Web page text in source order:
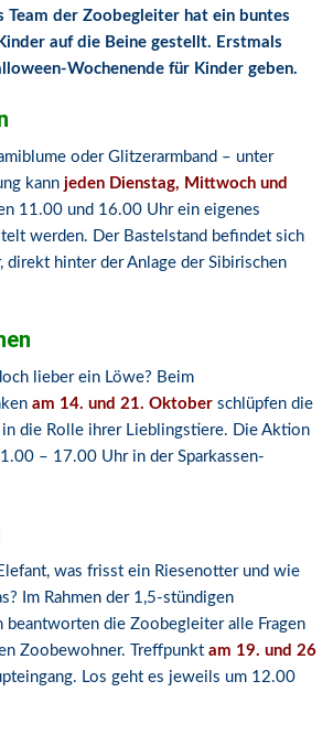
Team der Zoobegleiter hat ein buntes
auf die Beine gestellt. Erstmals
Wochenende für Kinder geben.
oder Glitzerarmband – unter
kann jeden Dienstag, Mittwoch und
11.00 und 16.00 Uhr ein eigenes
werden. Der Bastelstand befindet sich
direkt hinter der Anlage der Sibirischen
lieber ein Löwe? Beim
am 14. und 21. Oktober schlüpfen die
die Rolle ihrer Lieblingstiere. Die Aktion
– 17.00 Uhr in der Sparkassen-
was frisst ein Riesenotter und wie
Im Rahmen der 1,5-stündigen
beantworten die Zoobegleiter alle Fragen
Zoobewohner. Treffpunkt am 19. und 26
Los geht es jeweils um 12.00